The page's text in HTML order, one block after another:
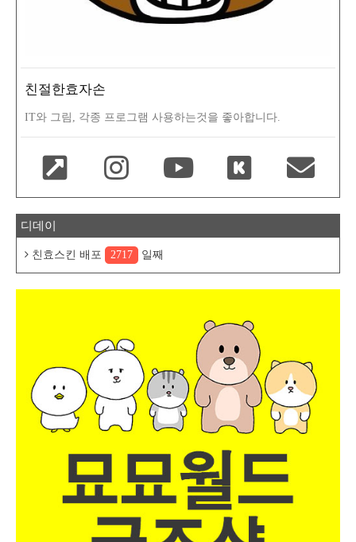
친절한효자손
IT와 그림, 각종 프로그램 사용하는것을 좋아합니다.
디데이
친효스킨 배포 2717 일째